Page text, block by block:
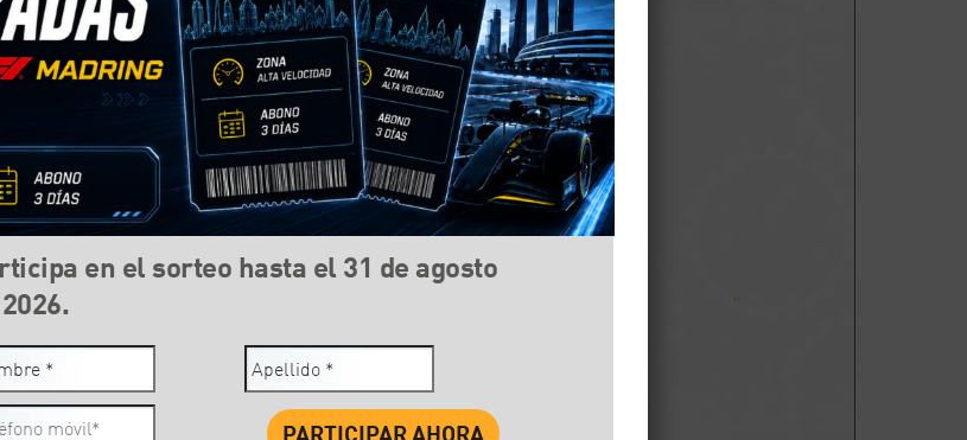
pero si funciona bien, luego debería
el síntoma de que hay algún tipo de avería.
en el sorteo hasta el 31 de agosto